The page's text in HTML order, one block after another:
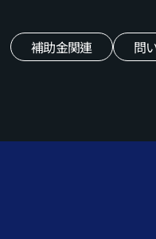
補助金関連 問